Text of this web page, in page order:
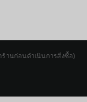
านก่อนดำเนินการสั่งซื้อ)